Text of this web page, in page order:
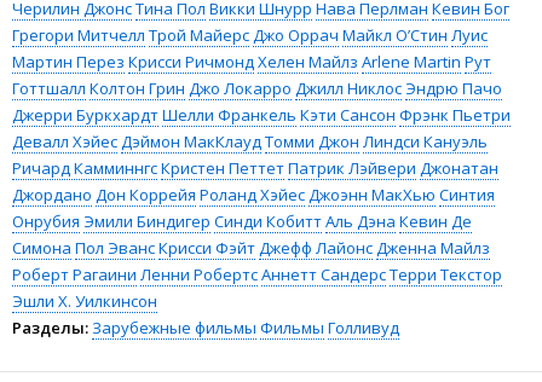
Черилин ДжонсТина Пол Викки Шнурр Нава Перлман Кевин Бог
Грегори Митчелл Трой МайерсДжо Оррач Майкл О’Стин Луис
Мартин Перез Крисси РичмондХелен Майлз Arlene Martin Рут
Готтшалл Колтон Грин Джо Локарро Джилл НиклосЭндрю Пачо
Джерри БуркхардтШелли Франкель Кэти Сансон Фрэнк Пьетри
Девалл ХэйесДэймон МакКлаудТомми Джон Линдси Кануэль
Ричард КамминнгсКристен ПеттетПатрик Лэйвери Джонатан
Джордано Дон Коррейя Роланд ХэйесДжоэнн МакХью Синтия
Онрубия Эмили Биндигер Синди КобиттАль Дэна Кевин Де
Симона Пол ЭвансКрисси ФэйтДжефф ЛайонсДженна Майлз
Роберт Рагаини Ленни РобертсАннетт СандерсТерри Текстор
Эшли Х. Уилкинсон
Разделы: Зарубежные фильмы Фильмы Голливуд